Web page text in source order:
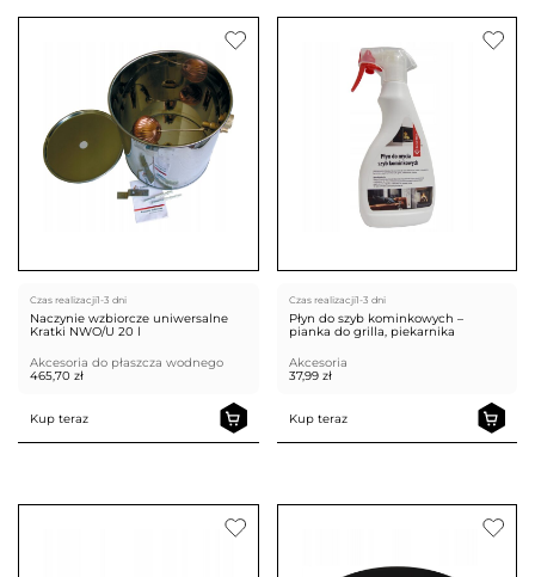
Czas realizacji1-3 dni
Naczynie wzbiorcze uniwersalne
Kratki NWO/U 20 l
Akcesoria do płaszcza wodnego
465,70 zł
Kup teraz
Czas realizacji1-3 dni
Płyn do szyb kominkowych –
pianka do grilla, piekarnika
Akcesoria
37,99 zł
Kup teraz